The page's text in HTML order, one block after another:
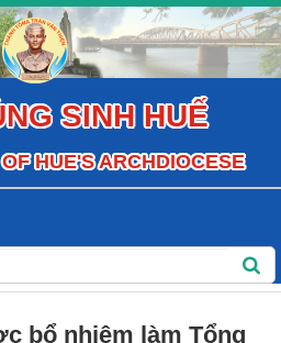
SINH HUẾ
HUE'S ARCHDIOCESE
bổ nhiệm làm Tổng